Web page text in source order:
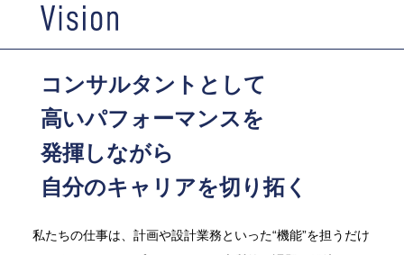
コンサルタントとして
高いパフォーマンスを
発揮しながら
自分のキャリアを切り拓く
私たちの仕事は、計画や設計業務といった“機能”を担うだけ